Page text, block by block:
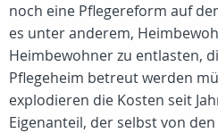
noch eine Pflegereform auf
es unter anderem,
Heimbewohner zu entlasten,
Pflegeheim betreut werden
explodieren die Kosten seit
Eigenanteil, der selbst von